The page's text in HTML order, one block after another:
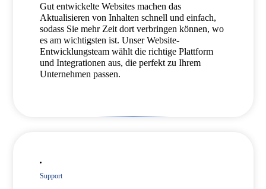
Gut entwickelte Websites machen das
Aktualisieren von Inhalten schnell und einfach,
sodass Sie mehr Zeit dort verbringen können, wo
es am wichtigsten ist. Unser Website-
Entwicklungsteam wählt die richtige Plattform
und Integrationen aus, die perfekt zu Ihrem
Unternehmen passen.
Support